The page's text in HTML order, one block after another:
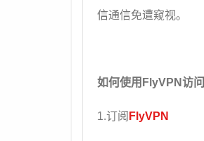
信通信免遭窥视。
如何使用FlyVPN访问
1.订阅 FlyVPN